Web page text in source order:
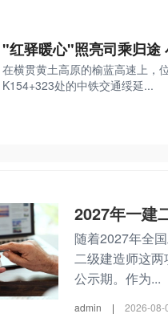
在横贯黄土高原的榆蓝高速上，
K154+323处的中铁交通绥延...
2027年一建
随着2027年全
二级建造师这
公示期。作为...
admin | 2026-08-